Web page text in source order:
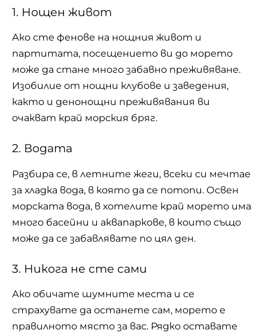
1. Нощен живот
Ако сте фенове на нощния живот и
партитата, посещението ви до морето
може да стане много забавно преживяване.
Изобилие от нощни клубове и заведения,
както и денонощни преживявания ви
очакват край морския бряг.
2. Водата
Разбира се, в летните жеги, всеки си мечтае
за хладка вода, в която да се потопи. Освен
морската вода, в хотелите край морето има
много басейни и аквапаркове, в които също
може да се забавлявате по цял ден.
3. Никога не сте сами
Ако обичате шумните места и се
страхувате да останете сам, морето е
правилното място за вас. Рядко оставате